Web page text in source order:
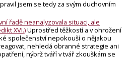
jsem se tedy za svým duchovním
řadě neanalyzovala situaci, ale
XVI.)Uprostřed těžkostí a v ohrožení
společenství nepokouší o nějakou
nehledá obranné strategie ani
nýbrž tváří v tvář zkouškám se